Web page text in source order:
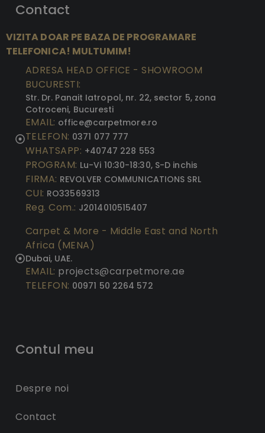
Contact
VIZITA DOAR PE BAZA DE PROGRAMARE
TELEFONICA! MULTUMIM!
ADRESA HEAD OFFICE - SHOWROOM
BUCURESTI:
Str. Dr. Panait Iatropol, nr. 22, sector 5, zona
Cotroceni, Bucuresti
EMAIL: office@carpetmore.ro
TELEFON: 0371 077 777
WHATSAPP: +40747 228 553
PROGRAM: Lu-Vi 10:30-18:30, S-D inchis
FIRMA: REVOLVER COMMUNICATIONS SRL
CUI: RO33569313
Reg. Com.: J2014010515407
Carpet & More - Middle East and North
Africa (MENA)
Dubai, UAE.
EMAIL: projects@carpetmore.ae
TELEFON: 00971 50 2264 572
Contul meu
Despre noi
Contact